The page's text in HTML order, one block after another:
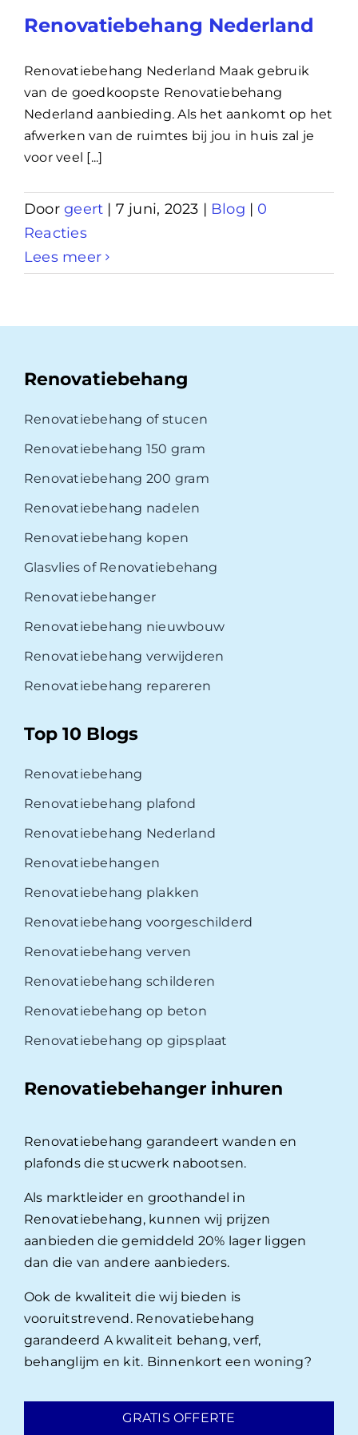
Renovatiebehang Nederland
Renovatiebehang Nederland Maak gebruik
van de goedkoopste Renovatiebehang
Nederland aanbieding. Als het aankomt op het
afwerken van de ruimtes bij jou in huis zal je
voor veel [...]
Doorgeert | 7 juni, 2023 | Blog | 0
Reacties
Lees meer
Renovatiebehang
Renovatiebehang of stucen
Renovatiebehang 150 gram
Renovatiebehang 200 gram
Renovatiebehang nadelen
Renovatiebehang kopen
Glasvlies of Renovatiebehang
Renovatiebehanger
Renovatiebehang nieuwbouw
Renovatiebehang verwijderen
Renovatiebehang repareren
Top 10 Blogs
Renovatiebehang
Renovatiebehang plafond
Renovatiebehang Nederland
Renovatiebehangen
Renovatiebehang plakken
Renovatiebehang voorgeschilderd
Renovatiebehang verven
Renovatiebehang schilderen
Renovatiebehang op beton
Renovatiebehang op gipsplaat
Renovatiebehanger inhuren
Renovatiebehang garandeert wanden en
plafonds die stucwerk nabootsen.
Als marktleider en groothandel in
Renovatiebehang, kunnen wij prijzen
aanbieden die gemiddeld 20% lager liggen
dan die van andere aanbieders.
Ook de kwaliteit die wij bieden is
vooruitstrevend. Renovatiebehang
garandeerd A kwaliteit behang, verf,
behanglijm en kit. Binnenkort een woning?
GRATIS OFFERTE